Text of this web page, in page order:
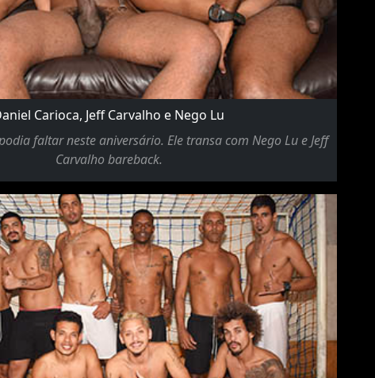
Carioca, Jeff Carvalho e Nego Lu
faltar neste aniversário. Ele transa com Nego Lu e Jeff
Carvalho bareback.